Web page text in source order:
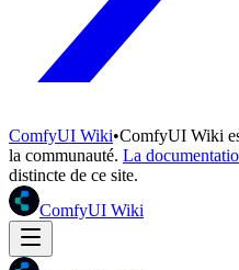
ComfyUI Wiki•ComfyUI Wiki
la communauté. La
distincte de ce site.
ComfyUI Wiki